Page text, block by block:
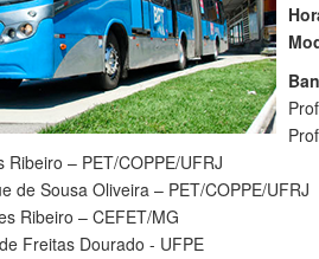
Ribeiro – PET/COPPE/UFRJ
de Sousa Oliveira – PET/COPPE/UFRJ
Ribeiro – CEFET/MG
Freitas Dourado - UFPE